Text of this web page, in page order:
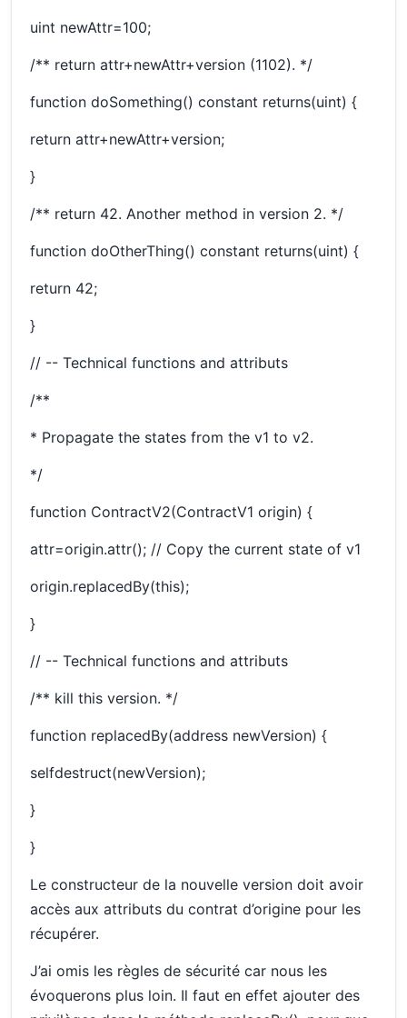
uint newAttr=100;
/** return attr+newAttr+version (1102). */
function doSomething() constant returns(uint) {
return attr+newAttr+version;
}
/** return 42. Another method in version 2. */
function doOtherThing() constant returns(uint) {
return 42;
}
// -- Technical functions and attributs
/**
* Propagate the states from the v1 to v2.
*/
function ContractV2(ContractV1 origin) {
attr=origin.attr(); // Copy the current state of v1
origin.replacedBy(this);
}
// -- Technical functions and attributs
/** kill this version. */
function replacedBy(address newVersion) {
selfdestruct(newVersion);
}
}
Le constructeur de la nouvelle version doit avoir
accès aux attributs du contrat d’origine pour les
récupérer.
J’ai omis les règles de sécurité car nous les
évoquerons plus loin. Il faut en effet ajouter des